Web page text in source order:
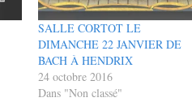
SALLE CORTOT LE
DIMANCHE 22 JANVIER DE
BACH À HENDRIX
24 octobre 2016
Dans "Non classé"